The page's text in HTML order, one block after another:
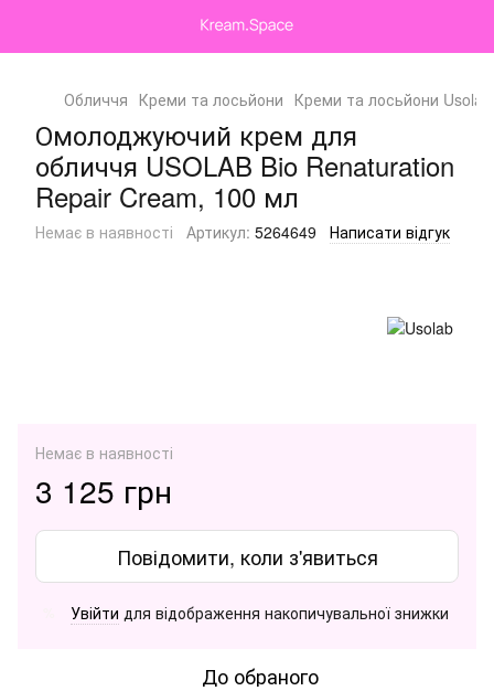
Обличчя Креми та лосьйони Креми та лосьйони Usolab
Омолоджуючий крем для
обличчя USOLAB Bio Renaturation
Repair Cream, 100 мл
Немає в наявності Артикул: 5264649 Написати відгук
Немає в наявності
3 125 грн
Повідомити, коли з'явиться
Увійти для відображення накопичувальної знижки
До обраного